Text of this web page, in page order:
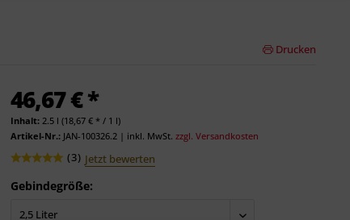
Drucken
46,67 € *
Inhalt: 2.5 l (18,67 € * / 1 l)
Artikel-Nr.: JAN-100326.2| inkl. MwSt. zzgl. Versandkosten
(3) Jetzt bewerten
Gebindegröße: